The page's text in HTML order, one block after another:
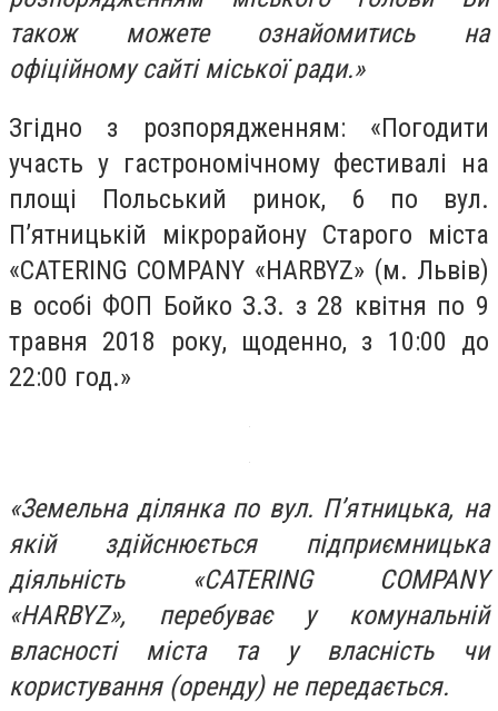
також можете ознайомитись на
офіційному сайті міської ради.»
Згідно з розпорядженням: «Погодити
участь у гастрономічному фестивалі на
площі Польський ринок, 6 по вул.
П’ятницькій мікрорайону Старого міста
«CATERІNG COMPANY «HARBYZ» (м. Львів)
в особі ФОП Бойко З.З. з 28 квітня по 9
травня 2018 року, щоденно, з 10:00 до
22:00 год.»
«Земельна ділянка по вул. П’ятницька, на
якій здійснюється підприємницька
діяльність «CATERING COMPANY
«HARBYZ», перебуває у комунальній
власності міста та у власність чи
користування (оренду) не передається.